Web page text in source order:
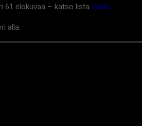
61 elokuvaa – katso lista täällä.
alla: